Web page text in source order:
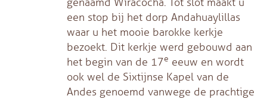
een stop bij het dorp Andahuaylillas
waar u het mooie barokke kerkje
bezoekt. Dit kerkje werd gebouwd aan
het begin van de 17e eeuw en wordt
ook wel de Sixtijnse Kapel van de
Andes genoemd vanwege de prachtige